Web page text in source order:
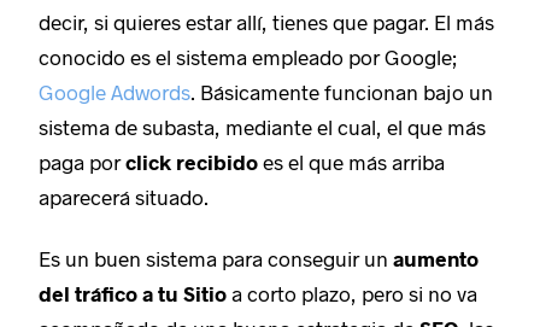
decir, si quieres estar allí, tienes que pagar. El más
conocido es el sistema empleado por Google;
Google Adwords . Básicamente funcionan bajo un
sistema de subasta, mediante el cual, el que más
paga porclick recibido es el que más arriba
aparecerá situado.
Es un buen sistema para conseguir unaumento
del tráfico a tu Sitio a corto plazo, pero si no va